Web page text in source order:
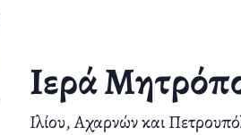
Ιερά
Ιλίου, Αχαρνών και